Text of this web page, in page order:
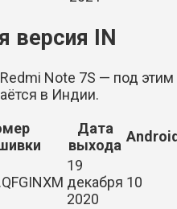
версия IN
Note 7S — под
в Индии.
Дата
выхода
Android
19
декабря
2020
10